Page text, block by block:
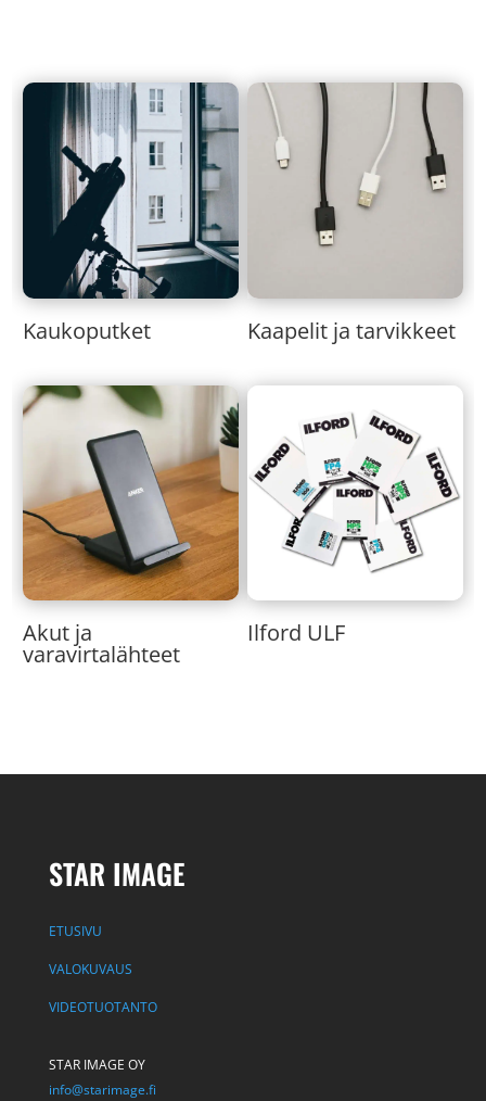
Kaukoputket Kaapelit ja tarvikkeet
Akut ja
varavirtalähteet
Ilford ULF
STAR IMAGE
ETUSIVU
VALOKUVAUS
VIDEOTUOTANTO
STAR IMAGE OY
info@starimage.fi